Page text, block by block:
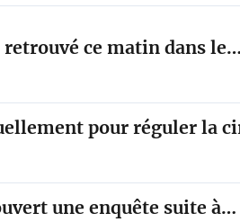
ce matin dans le…
pour réguler la
une enquête suite à…